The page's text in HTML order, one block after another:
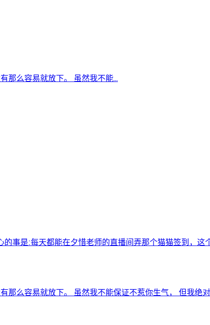
那么容易就放下。 虽然我不能...
事是:每天都能在夕惜老师的直播间弄那个猫猫签到，这
么容易就放下。 虽然我不能保证不惹你生气， 但我绝